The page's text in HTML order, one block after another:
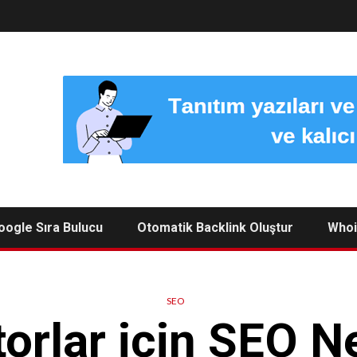
Sıra Bulucu Otomatik Backlink Oluştur
SEO
için SEO